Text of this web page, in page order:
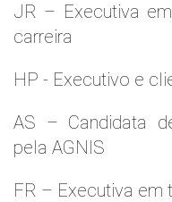
JR – Executiva
carreira
HP - Executivo e
AS – Candidata
pela AGNIS
FR – Executiva em